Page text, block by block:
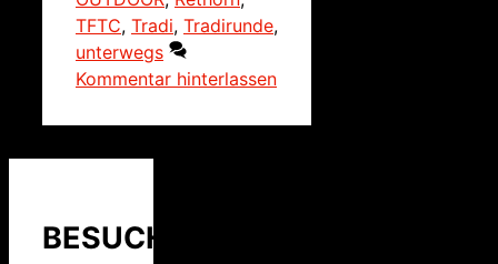
TFTC, Tradi, Tradirunde,
unterwegs
Kommentar hinterlassen
BESUCHER